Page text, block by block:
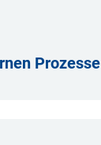
Prozesse